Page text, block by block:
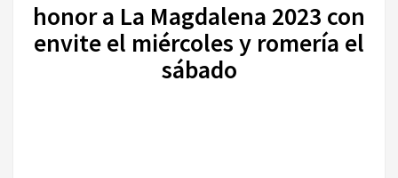
honor a La Magdalena 2023 con
envite el miércoles y romería el
sábado